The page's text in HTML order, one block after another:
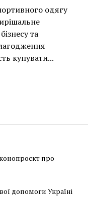
одягу
та
купувати...
про
допомоги Україні